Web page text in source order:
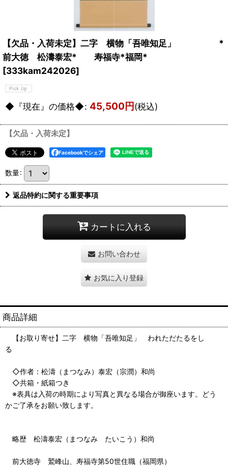
【欠品・入荷未定】二字 横物「吾唯知足」 *
前大徳 松濤泰宏* 寿福寺*福岡*
[333kam242026]
◆『現在』の価格◆: 45,500円(税込)
【欠品・入荷未定】
Facebookでシェア
数量:
返品特約に関する重要事項
カートに入れる
お問い合わせ
お気に入り登録
商品詳細
【お取り寄せ】二字 横物「吾唯知足」 われただたるをし
る
◇作者：松濤（まつなみ）泰宏（宗潤）和尚
◇共箱・紙箱つき
※表具は入荷の時期により写真と異なる場合が御座います。どう
かご了承をお願い致します。
略歴 松濤泰宏（まつなみ たいこう）和尚
前大徳寺 鷲峰山、寿福寺第50世住職（福岡県）